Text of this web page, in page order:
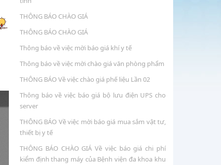
THÔNG BÁO Về việc chào giá phế liệu Lần 02
Thông báo về việc báo giá bộ lưu điện UPS cho
server
THÔNG BÁO Về việc mời báo giá mua sắm vật tư,
thiết bị y tế
THÔNG BÁO CHÀO GIÁ Về việc báo giá chi phí
kiểm định thang máy của Bệnh viện đa khoa khu
vực Cù Lao...
THÔNG BÁO CHÀO GIÁ Về việc mời chào giá túi